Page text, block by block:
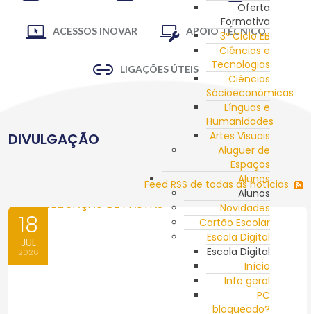
Oferta
Formativa
3º Ciclo EB
Ciências e
Tecnologias
Ciências
Sócioeconómicas
Línguas e
Humanidades
Artes Visuais
Aluguer de
Espaços
Alunos
Alunos
Novidades
Cartão Escolar
Escola Digital
Escola Digital
Início
Info geral
PC
bloqueado?
ACESSOS INOVAR APOIO TÉCNICO
LIGAÇÕES ÚTEIS
DIVULGAÇÃO
Feed RSS de todas as notícias
18
JUL
2026